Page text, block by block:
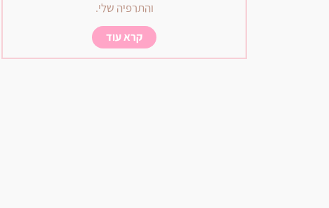
והתרפיה שלי.
קרא עוד